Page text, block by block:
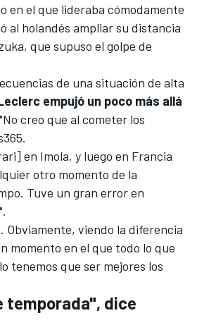
en el que lideraba cómodamente
al holandés ampliar su distancia
, que supuso el golpe de
de una situación de alta
empujó un poco más allá
creo que al cometer los
en Imola, y luego en Francia
otro momento de la
Tuve un gran error en
Obviamente, viendo la diferencia
momento en el que todo lo que
tenemos que ser mejores los
temporada", dice